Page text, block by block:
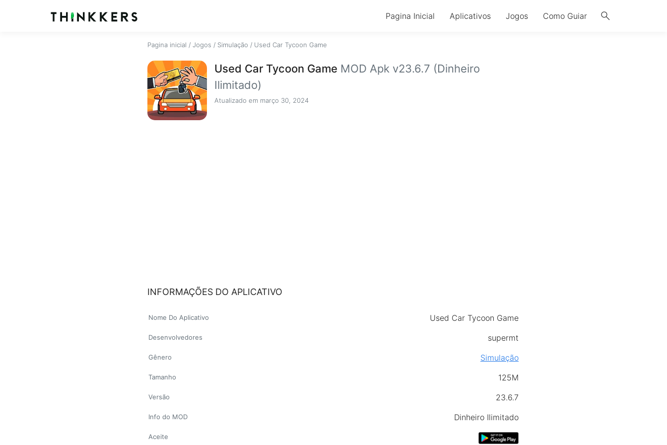
search
Pagina Inicial Aplicativos Jogos Como Guiar
Pagina inicial / Jogos / Simulação / Used Car Tycoon Game
Used Car Tycoon Game MOD Apk v23.6.7 (Dinheiro
Ilimitado)
Atualizado em março 30, 2024
INFORMAÇÕES DO APLICATIVO
Nome Do Aplicativo Used Car Tycoon Game
Desenvolvedores supermt
Gênero Simulação
Tamanho 125M
Versão 23.6.7
Info do MOD Dinheiro Ilimitado
Aceite